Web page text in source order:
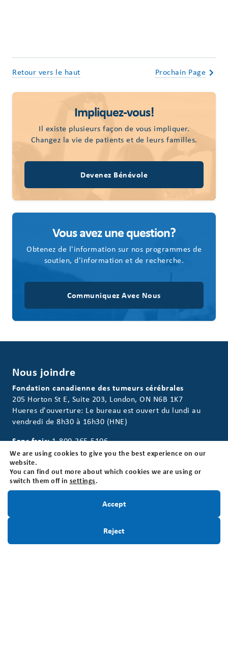
Retour vers le haut Prochain Page
Impliquez-vous!
Il existe plusieurs façon de vous impliquer.
Changez la vie de patients et de leurs familles.
Devenez Bénévole
Vous avez une question?
Obtenez de l'information sur nos programmes de
soutien, d'information et de recherche.
Communiquez Avec Nous
Nous joindre
Fondation canadienne des tumeurs cérébrales
205 Horton St E, Suite 203, London, ON N6B 1K7
Hueres d'ouverture: Le bureau est ouvert du lundi au
vendredi de 8h30 à 16h30 (HNE)
Sans frais: 1-800-265-5106
Local: 519-642-7755
Numéro d'enregistrement d'organisme de
bienfaisance:
We are using cookies to give you the best experience on our
website.
You can find out more about which cookies we are using or
switch them off in settings.
Accept
Reject